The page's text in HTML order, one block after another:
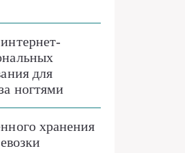
для
ногтями
хранения